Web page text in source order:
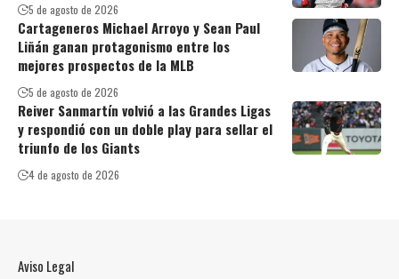
5 de agosto de 2026
Cartageneros Michael Arroyo y Sean Paul
Liñán ganan protagonismo entre los
mejores prospectos de la MLB
5 de agosto de 2026
Reiver Sanmartín volvió a las Grandes Ligas
y respondió con un doble play para sellar el
triunfo de los Giants
4 de agosto de 2026
Aviso Legal